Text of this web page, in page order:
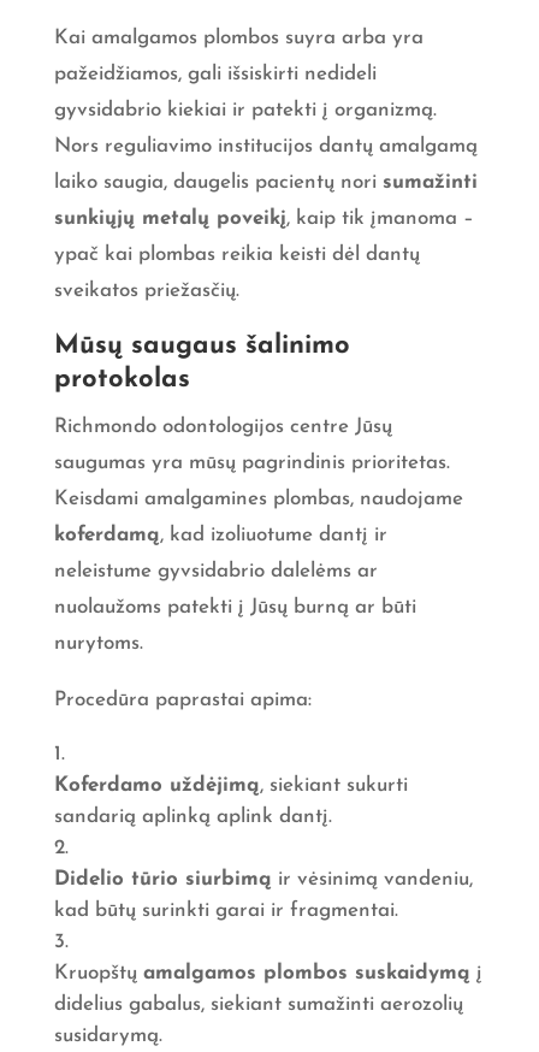
Kai amalgamos plombos suyra arba yra
pažeidžiamos, gali išsiskirti nedideli
gyvsidabrio kiekiai ir patekti į organizmą.
Nors reguliavimo institucijos dantų amalgamą
laiko saugia, daugelis pacientų nori sumažinti
sunkiųjų metalų poveikį, kaip tik įmanoma –
ypač kai plombas reikia keisti dėl dantų
sveikatos priežasčių.
Mūsų saugaus šalinimo
protokolas
Richmondo odontologijos centre Jūsų
saugumas yra mūsų pagrindinis prioritetas.
Keisdami amalgamines plombas, naudojame
koferdamą, kad izoliuotume dantį ir
neleistume gyvsidabrio dalelėms ar
nuolaužoms patekti į Jūsų burną ar būti
nurytoms.
Procedūra paprastai apima:
Koferdamo uždėjimą, siekiant sukurti
sandarią aplinką aplink dantį.
Didelio tūrio siurbimą ir vėsinimą vandeniu,
kad būtų surinkti garai ir fragmentai.
Kruopštų amalgamos plombos suskaidymą į
didelius gabalus, siekiant sumažinti aerozolių
susidarymą.